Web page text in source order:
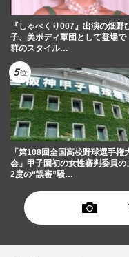
『しゃべくり007』出演の畑野
子、美ボディ軍団として登場で
群のスタイル…
「第108回全国高校野球選手権
会」甲子園初の女性審判委員の
2度の“誤審”騒…